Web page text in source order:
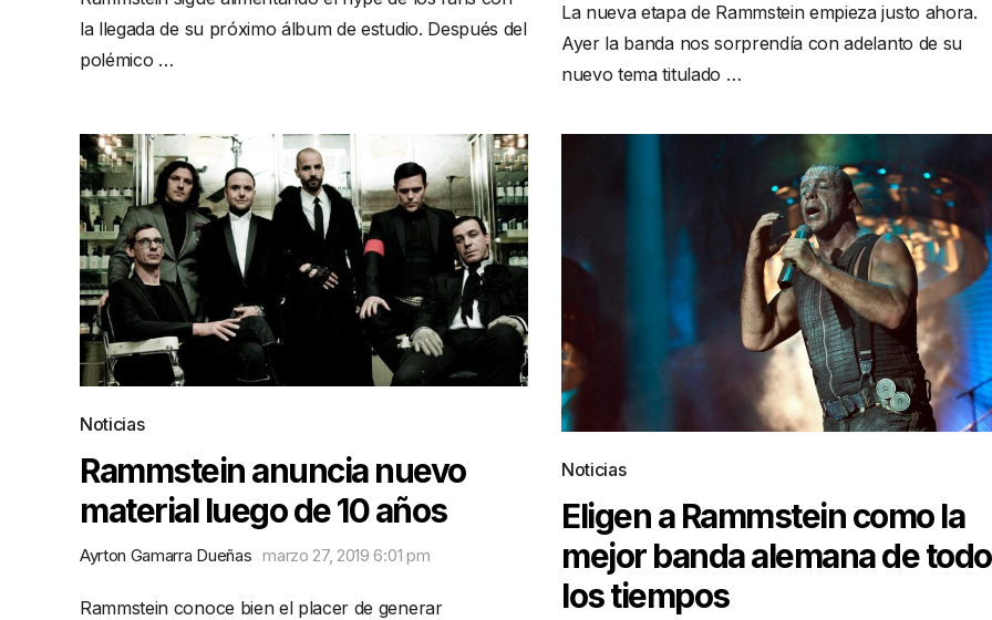
la llegada de su próximo álbum de estudio. Después del
polémico …
La nueva etapa de Rammstein empieza justo ahora.
Ayer la banda nos sorprendía con adelanto de su
nuevo tema titulado …
Noticias
Rammstein anuncia nuevo
material luego de 10 años
Ayrton Gamarra Dueñas marzo 27, 2019 6:01 pm
Rammstein conoce bien el placer de generar
Noticias
Eligen a Rammstein como la
mejor banda alemana de
los tiempos